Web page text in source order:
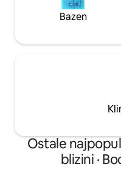
Bazen
Ostale
blizini ·